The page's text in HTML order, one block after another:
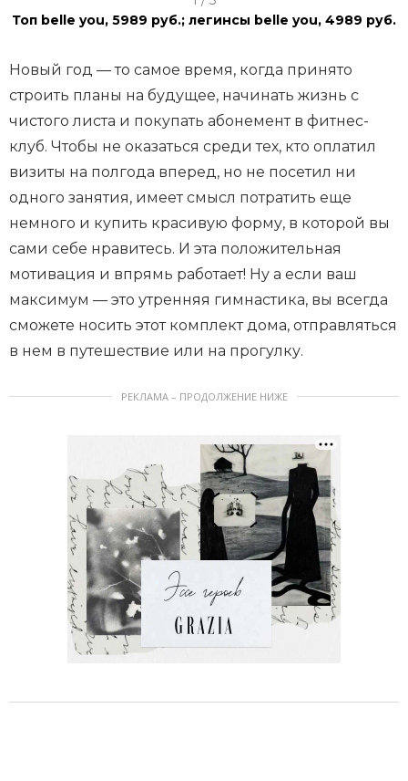
t
m
1
o
f
3
Топ belle you, 5989 руб.; легинсы belle you, 4989 руб.
Новый год — то самое время, когда принято
строить планы на будущее, начинать жизнь с
чистого листа и покупать абонемент в фитнес-
клуб. Чтобы не оказаться среди тех, кто оплатил
визиты на полгода вперед, но не посетил ни
одного занятия, имеет смысл потратить еще
немного и купить красивую форму, в которой вы
сами себе нравитесь. И эта положительная
мотивация и впрямь работает! Ну а если ваш
максимум — это утренняя гимнастика, вы всегда
сможете носить этот комплект дома, отправляться
в нем в путешествие или на прогулку.
РЕКЛАМА – ПРОДОЛЖЕНИЕ НИЖЕ